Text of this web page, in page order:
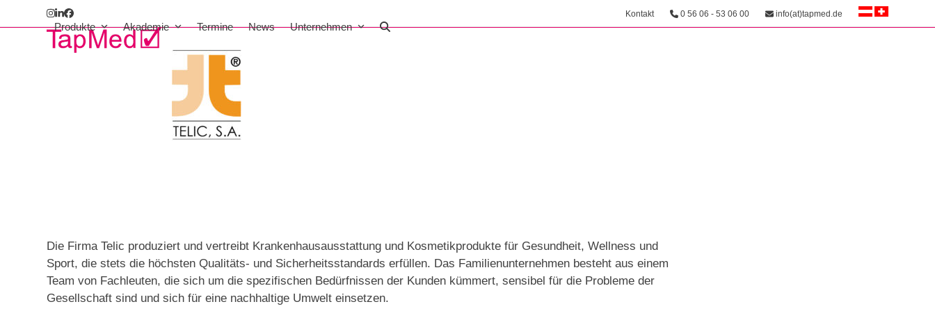
to
Instagram
LinkedIn
Facebook Kontakt 0 56 06 - 53 06 00 info(at)tapmed.de
Produkte Akademie Termine News Unternehmen
Die Firma Telic produziert und vertreibt Krankenhausausstattung und Kosmetikprodukte für Gesundheit, Wellness und
Sport, die stets die höchsten Qualitäts- und Sicherheitsstandards erfüllen. Das Familienunternehmen besteht aus einem
Team von Fachleuten, die sich um die spezifischen Bedürfnissen der Kunden kümmert, sensibel für die Probleme der
Gesellschaft sind und sich für eine nachhaltige Umwelt einsetzen.